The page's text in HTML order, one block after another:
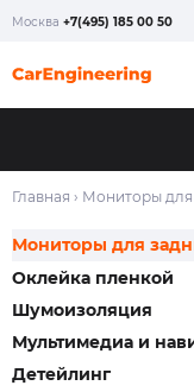
Москва +7(495) 185 00 50
Главная › Мониторы для
Оклейка пленкой
Шумоизоляция
Мультимедиа и
Детейлинг
Мониторы для